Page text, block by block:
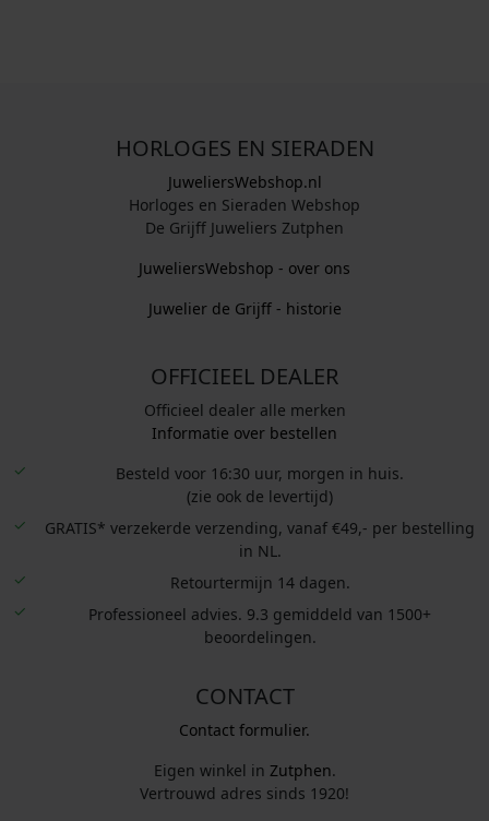
HORLOGES EN SIERADEN
JuweliersWebshop.nl
Horloges en Sieraden Webshop
De Grijff Juweliers Zutphen
JuweliersWebshop - over ons
Juwelier de Grijff - historie
OFFICIEEL DEALER
Officieel dealer alle merken
Informatie over bestellen
Besteld voor 16:30 uur, morgen in huis.
(zie ook de levertijd)
GRATIS* verzekerde verzending, vanaf €49,- per bestelling
in NL.
Retourtermijn 14 dagen.
Professioneel advies. 9.3 gemiddeld van 1500+
beoordelingen.
CONTACT
Contact formulier.
Eigen winkel in Zutphen.
Vertrouwd adres sinds 1920!